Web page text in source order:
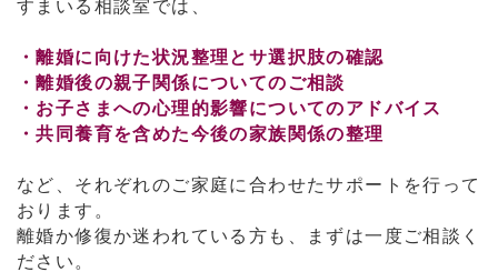
すまいる相談室では、
・離婚に向けた状況整理とサ選択肢の確認
・離婚後の親子関係についてのご相談
・お子さまへの心理的影響についてのアドバイス
・共同養育を含めた今後の家族関係の整理
など、それぞれのご家庭に合わせたサポートを行って
おります。
離婚か修復か迷われている方も、まずは一度ご相談く
ださい。